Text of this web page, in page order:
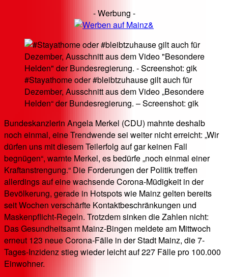
- Werbung -
#Stayathome oder #bleibtzuhause gilt auch für
Dezember, Ausschnitt aus dem Video „Besondere
Helden“ der Bundesregierung. – Screenshot: gik
Bundeskanzlerin Angela Merkel (CDU) mahnte deshalb
noch einmal, eine Trendwende sei weiter nicht erreicht: „Wir
dürfen uns mit diesem Teilerfolg auf gar keinen Fall
begnügen“, warnte Merkel, es bedürfe „noch einmal einer
Kraftanstrengung.“ Die Forderungen der Politik treffen
allerdings auf eine wachsende Corona-Müdigkeit in der
Bevölkerung, gerade in Hotspots wie Mainz gelten bereits
seit Wochen verschärfte Kontaktbeschränkungen und
Maskenpflicht-Regeln. Trotzdem sinken die Zahlen nicht:
Das Gesundheitsamt Mainz-Bingen meldete am Mittwoch
erneut 123 neue Corona-Fälle in der Stadt Mainz, die 7-
Tages-Inzidenz stieg wieder leicht auf 227 Fälle pro 100.000
Einwohner.